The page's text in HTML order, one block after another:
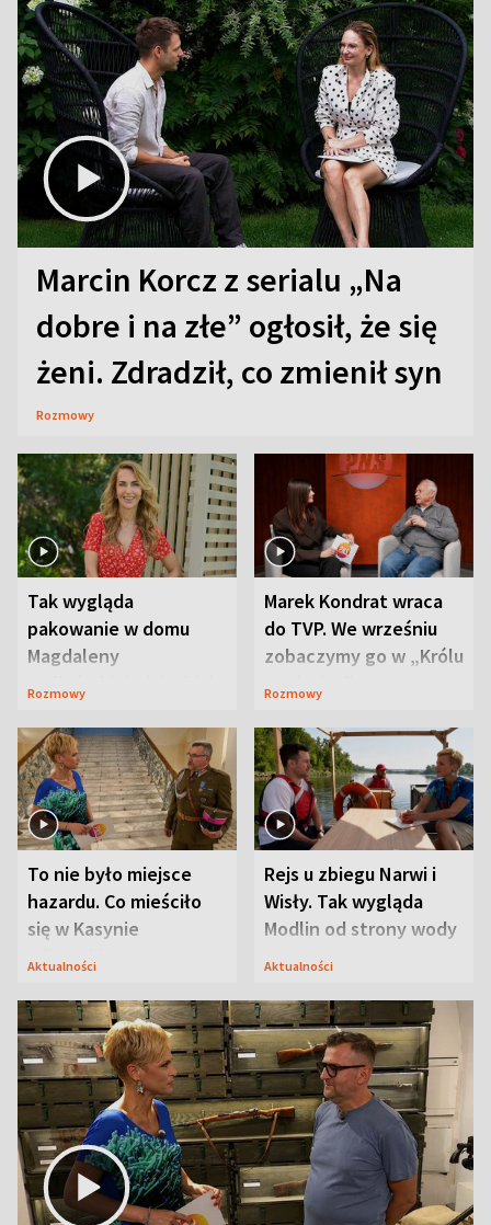
Marcin Korcz z serialu „Na
dobre i na złe” ogłosił, że się
żeni. Zdradził, co zmienił syn
Rozmowy
Tak wygląda
pakowanie w domu
Magdaleny
Waligórskiej-Lisieckiej.
Rozmowy
Marek Kondrat wraca
do TVP. We wrześniu
zobaczymy go w „Królu
Maciusiu I”
Rozmowy
To nie było miejsce
hazardu. Co mieściło
się w Kasynie
Oficerskim?
Aktualności
Rejs u zbiegu Narwi i
Wisły. Tak wygląda
Modlin od strony wody
Aktualności